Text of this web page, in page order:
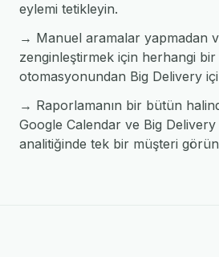
eylemi tetikleyin.
→ Manuel aramalar yapmadan
zenginleştirmek için herhangi
otomasyonundan Big Delivery
→ Raporlamanın bir bütün
Google Calendar ve Big
analitiğinde tek bir müşteri